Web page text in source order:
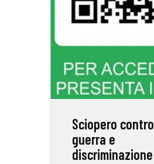
Sciopero contro
guerra e
discriminazione